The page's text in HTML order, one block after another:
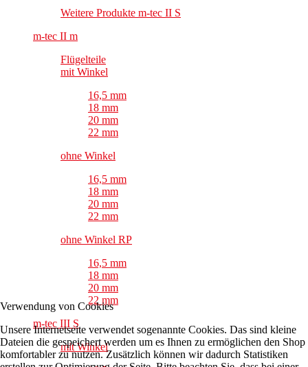
Weitere Produkte m-tec II S
m-tec II m
Flügelteile
mit Winkel
16,5 mm
18 mm
20 mm
22 mm
ohne Winkel
16,5 mm
18 mm
20 mm
22 mm
ohne Winkel RP
16,5 mm
18 mm
20 mm
22 mm
m-tec III S
mit Winkel
Verwendung von Cookies
Unsere Internetseite verwendet sogenannte Cookies. Das sind kleine
Dateien die gespeichert werden um es Ihnen zu ermöglichen den Shop
komfortabler zu nutzen. Zusätzlich können wir dadurch Statistiken